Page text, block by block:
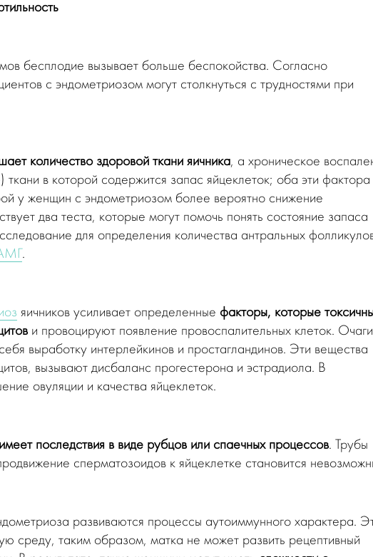
бесплодие вызывает больше беспокойства. Согласно
с эндометриозом могут столкнуться с трудностями при
количество здоровой ткани яичника, а хроническое
ткани в которой содержится запас яйцеклеток; оба эти фактора
у женщин с эндометриозом более вероятно снижение
два теста, которые могут помочь понять состояние запаса
для определения количества антральных
.
яичников усиливает определенные факторы, которые
и провоцируют появление провоспалительных клеток. Очаги
выработку интерлейкинов и простагландинов. Эти вещества
вызывают дисбаланс прогестерона и эстрадиола. В
овуляции и качества яйцеклеток.
последствия в виде рубцов или спаечных процессов. Трубы
сперматозоидов к яйцеклетке становится
развиваются процессы аутоиммунного характера.
среду, таким образом, матка не может развить рецептивный